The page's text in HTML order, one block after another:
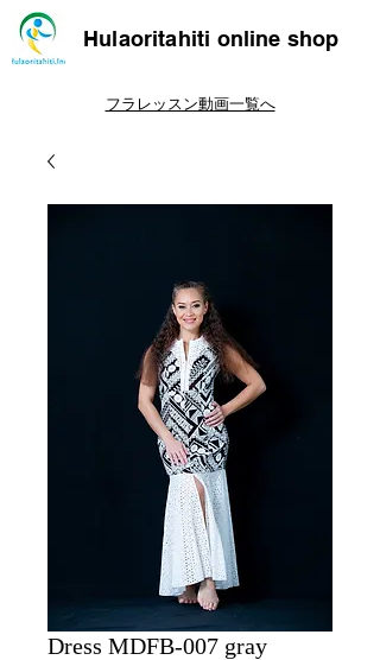
Hulaoritahiti online shop
フラレッスン動画一覧へ
Dress MDFB-007 gray